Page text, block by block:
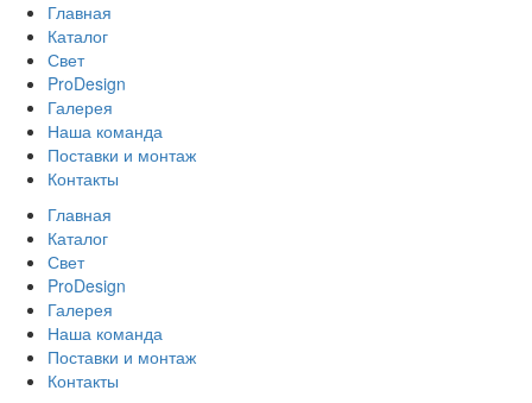
Главная
Каталог
Свет
ProDesign
Галерея
Наша команда
Поставки и монтаж
Контакты
Главная
Каталог
Свет
ProDesign
Галерея
Наша команда
Поставки и монтаж
Контакты